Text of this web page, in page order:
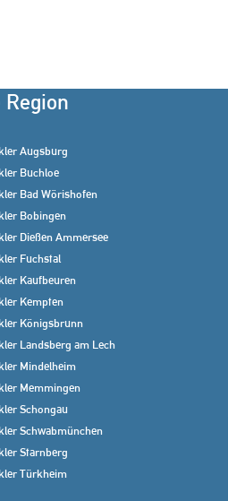
Augsburg
Buchloe
Bad Wörishofen
Bobingen
Dießen Ammersee
Fuchstal
Kaufbeuren
Kempten
Königsbrunn
Landsberg am Lech
Mindelheim
Memmingen
Schongau
Schwabmünchen
Starnberg
Türkheim